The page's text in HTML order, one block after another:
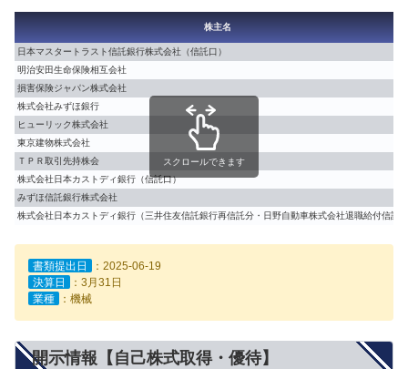
株主名
日本マスタートラスト信託銀行株式会社（信託口）
明治安田生命保険相互会社
損害保険ジャパン株式会社
株式会社みずほ銀行
ヒューリック株式会社
東京建物株式会社
ＴＰＲ取引先持株会
株式会社日本カストディ銀行（信託口）
みずほ信託銀行株式会社
株式会社日本カストディ銀行（三井住友信託銀行再信託分・日野自動車株式会社退職給付信託
スクロールできます
書類提出日
：2025-06-19
決算日
：3月31日
業種
：機械
開示情報【自己株式取得・優待】